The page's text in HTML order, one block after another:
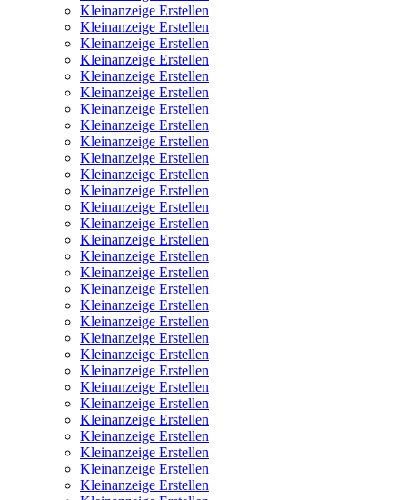
Kleinanzeige Erstellen
Kleinanzeige Erstellen
Kleinanzeige Erstellen
Kleinanzeige Erstellen
Kleinanzeige Erstellen
Kleinanzeige Erstellen
Kleinanzeige Erstellen
Kleinanzeige Erstellen
Kleinanzeige Erstellen
Kleinanzeige Erstellen
Kleinanzeige Erstellen
Kleinanzeige Erstellen
Kleinanzeige Erstellen
Kleinanzeige Erstellen
Kleinanzeige Erstellen
Kleinanzeige Erstellen
Kleinanzeige Erstellen
Kleinanzeige Erstellen
Kleinanzeige Erstellen
Kleinanzeige Erstellen
Kleinanzeige Erstellen
Kleinanzeige Erstellen
Kleinanzeige Erstellen
Kleinanzeige Erstellen
Kleinanzeige Erstellen
Kleinanzeige Erstellen
Kleinanzeige Erstellen
Kleinanzeige Erstellen
Kleinanzeige Erstellen
Kleinanzeige Erstellen